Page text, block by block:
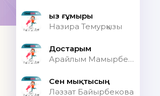
Қыз ғұмыры
Назира Темурқызы
Достарым
Арайлым Мамырбекқызы
Сен мықтысың
Ләззат Байырбекова